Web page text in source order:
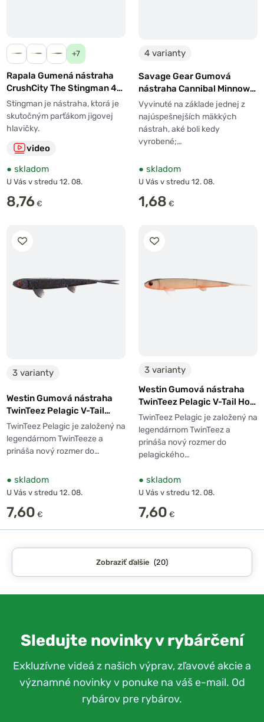
+7
Rapala Gumená nástraha
CrushCity The Stingman 4"
10cm 4,5g 8ks
Stingman je nástraha, ktorá je
skutočným parťákom jigovej
hlavičky.
video
● skladom
U Vás v stredu 12. 08.
8,76 €
4 varianty
Savage Gear Gumová
nástraha Cannibal Minnow
V-Tail Blue Pearl
Vyvinuté na základe jednej z
najúspešnejších mäkkých
nástrah, aké boli kedy
vyrobené;…
● skladom
U Vás v stredu 12. 08.
1,68 €
3 varianty
Westin Gumová nástraha
TwinTeez Pelagic V-Tail
Black Mamba 2ks
TwinTeez Pelagic je založený na
legendárnom TwinTeeze a
prináša nový rozmer do…
● skladom
U Vás v stredu 12. 08.
7,60 €
3 varianty
Westin Gumová nástraha
TwinTeez Pelagic V-Tail Hot
Olive 2ks
TwinTeez Pelagic je založený na
legendárnom TwinTeez a
prináša nový rozmer do
pelagického…
● skladom
U Vás v stredu 12. 08.
7,60 €
Zobraziť ďalšie (20)
Sledujte novinky v rybárčení
Exkluzívne videá z našich výprav, zľavové akcie a
významné novinky v ponuke na váš e-mail. Od
rybárov pre rybárov.